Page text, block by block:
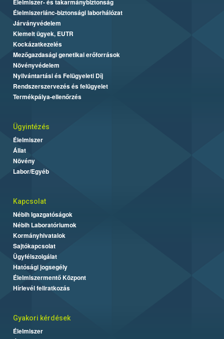
Élelmiszer- és takarmánybiztonság
Élelmiszerlánc-biztonsági laborhálózat
Járványvédelem
Kiemelt ügyek, EUTR
Kockázatkezelés
Mezőgazdasági genetikai erőforrások
Növényvédelem
Nyilvántartási és Felügyeleti Díj
Rendszerszervezés és felügyelet
Termékpálya-ellenőrzés
Ügyintézés
Élelmiszer
Állat
Növény
Labor/Egyéb
Kapcsolat
Nébih Igazgatóságok
Nébih Laboratóriumok
Kormányhivatalok
Sajtókapcsolat
Ügyfélszolgálat
Hatósági jogsegély
Élelmiszermentő Központ
Hírlevél feliratkozás
Gyakori kérdések
Élelmiszer